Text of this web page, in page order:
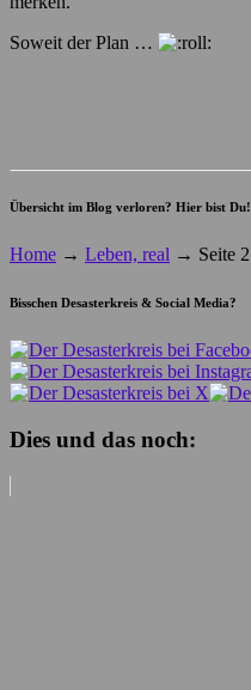
Soweit der Plan …
Übersicht im Blog verloren? Hier bist Du!
Home → Leben, real → Seite 2
Bisschen Desasterkreis & Social Media?
Dies und das noch: